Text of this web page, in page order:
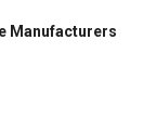
Manufacturers